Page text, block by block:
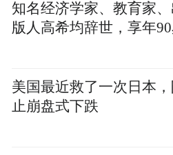
盖，下部之石龛可随
传》和《禅林象器笺》二
佛教圣众的聚集之地，
目之多，就像大海一样
知名经济学家、教育家、
版人高希均辞世，享年
美国最近救了一次日本
止崩盘式下跌